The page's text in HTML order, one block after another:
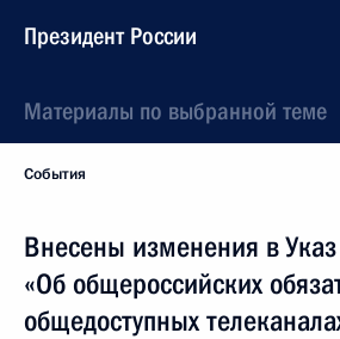
Президент России
Материалы по выбранной теме
События
Внесены изменения в Указ
«Об общероссийских
общедоступных